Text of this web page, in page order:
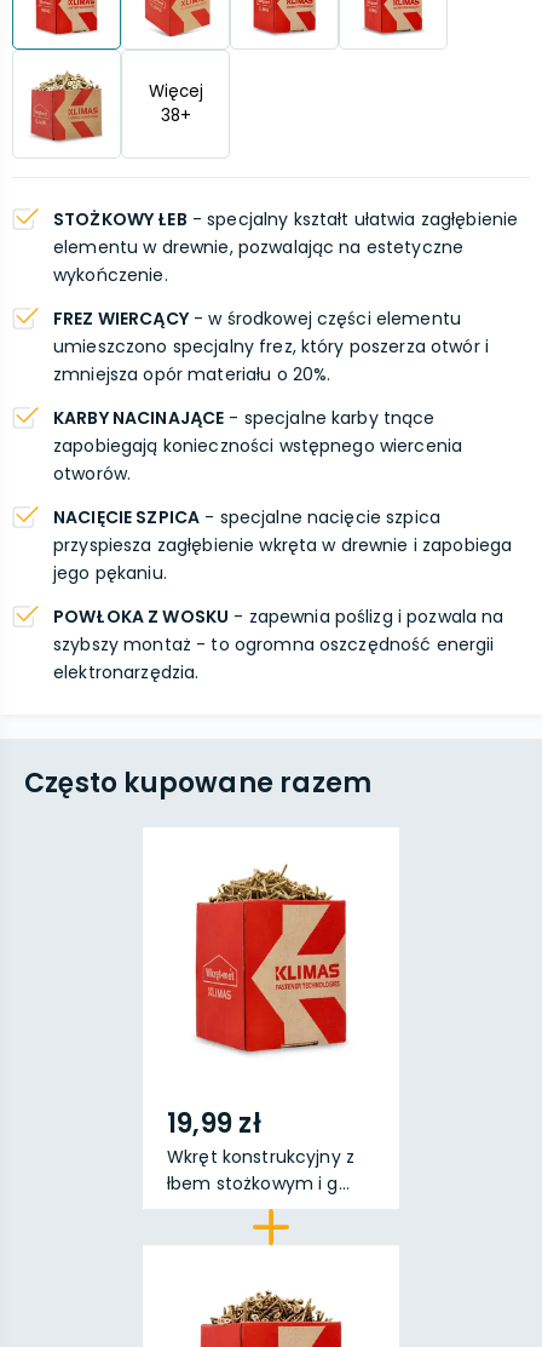
Więcej
38+
STOŻKOWY ŁEB - specjalny kształt ułatwia zagłębienie
elementu w drewnie, pozwalając na estetyczne
wykończenie.
FREZ WIERCĄCY- w środkowej części elementu
umieszczono specjalny frez, który poszerza otwór i
zmniejsza opór materiału o 20%.
KARBY NACINAJĄCE - specjalne karby tnące
zapobiegają konieczności wstępnego wiercenia
otworów.
NACIĘCIE SZPICA - specjalne nacięcie szpica
przyspiesza zagłębienie wkręta w drewnie i zapobiega
jego pękaniu.
POWŁOKA Z WOSKU - zapewnia poślizg i pozwala na
szybszy montaż - to ogromna oszczędność energii
elektronarzędzia.
Często kupowane razem
19,99 zł
Wkręt konstrukcyjny z
łbem stożkowym i g...